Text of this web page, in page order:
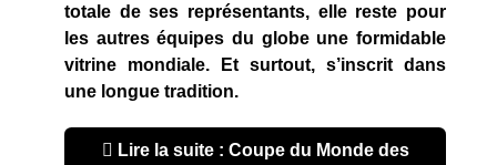
totale de ses représentants, elle reste pour
les autres équipes du globe une formidable
vitrine mondiale. Et surtout, s’inscrit dans
une longue tradition.
Lire la suite : Coupe du Monde des